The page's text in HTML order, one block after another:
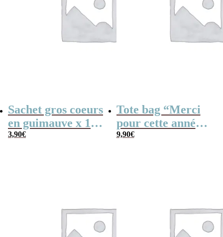
Sachet gros coeurs
en guimauve x 15
– “Merci” –
3,90€
Tote bag “Merci
pour cette année”
– Collection arc-
9,90€